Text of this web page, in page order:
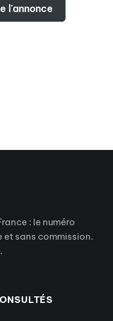
l'annonce
: le numéro
sans commission.